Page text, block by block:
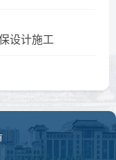
设计施工